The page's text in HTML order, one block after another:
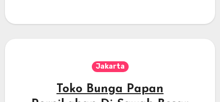
Jakarta
Toko Bunga Papan